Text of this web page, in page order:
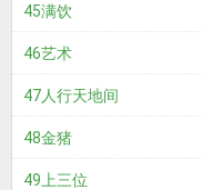
45满饮
46艺术
47人行天地间
48金猪
49上三位